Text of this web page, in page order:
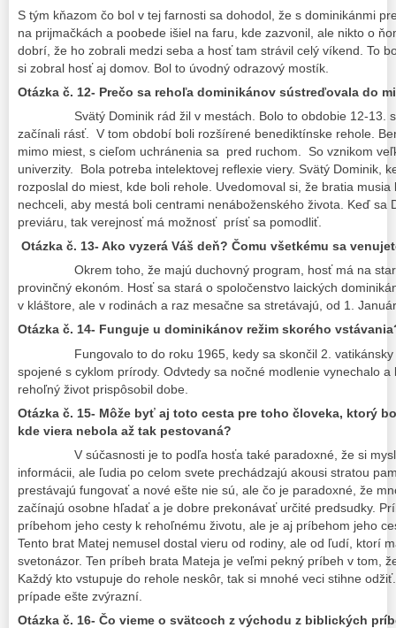
S tým kňazom čo bol v tej farnosti sa dohodol, že s dominikánmi
na prijmačkách a poobede išiel na faru, kde zazvonil, ale nikto o
dobrí, že ho zobrali medzi seba a hosť tam strávil celý víkend. To
si zobral hosť aj domov. Bol to úvodný odrazový mostík.
Otázka č. 12- Prečo sa rehoľa dominikánov sústreďovala do
Svätý Dominik rád žil v mestách. Bolo to obdobie 12-13.
začínali rásť. V tom období boli rozšírené benediktínske rehole.
mimo miest, s cieľom uchránenia sa pred ruchom. So vznikom
univerzity. Bola potreba intelektovej reflexie viery. Svätý Dominik,
rozposlal do miest, kde boli rehole. Uvedomoval si, že bratia
nechceli, aby mestá boli centrami nenáboženského života. Keď sa
previáru, tak verejnosť má možnosť prísť sa pomodliť.
Otázka č. 13- Ako vyzerá Váš deň? Čomu všetkému sa
Okrem toho, že majú duchovný program, hosť má na
provinčný ekonóm. Hosť sa stará o spoločenstvo laických
v kláštore, ale v rodinách a raz mesačne sa stretávajú, od 1.
Otázka č. 14- Funguje u dominikánov režim skorého
Fungovalo to do roku 1965, kedy sa skončil 2.
spojené s cyklom prírody. Odvtedy sa nočné modlenie vynechalo
rehoľný život prispôsobil dobe.
Otázka č. 15- Môže byť aj toto cesta pre toho človeka, ktorý
kde viera nebola až tak pestovaná?
V súčasnosti je to podľa hosťa také paradoxné, že si
informácii, ale ľudia po celom svete prechádzajú akousi stratou
prestávajú fungovať a nové ešte nie sú, ale čo je paradoxné, že
začínajú osobne hľadať a je dobre prekonávať určité predsudky.
príbehom jeho cesty k rehoľnému životu, ale je aj príbehom jeho
Tento brat Matej nemusel dostal vieru od rodiny, ale od ľudí, ktorí
svetonázor. Ten príbeh brata Mateja je veľmi pekný príbeh v tom,
Každý kto vstupuje do rehole neskôr, tak si mnohé veci stihne
prípade ešte zvýrazní.
Otázka č. 16- Čo vieme o svätcoch z východu z biblických